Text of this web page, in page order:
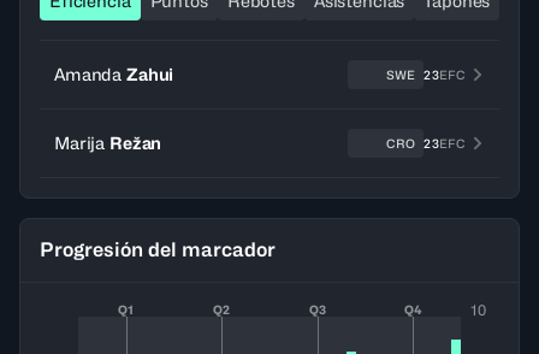
Amanda Zahui SWE 23EFC
Marija Režan CRO 23EFC
Progresión del marcador
Q1 Q2 Q3 Q4 10